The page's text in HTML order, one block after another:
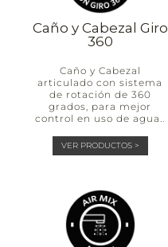
Caño y Cabezal Giro
360
Caño y Cabezal
articulado con sistema
de rotación de 360
grados, para mejor
control en uso de agua..
VER PRODUCTOS >